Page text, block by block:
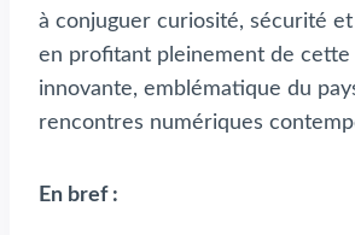
à conjuguer curiosité, sécurité
en profitant pleinement de cette
innovante, emblématique du
rencontres numériques
En bref :